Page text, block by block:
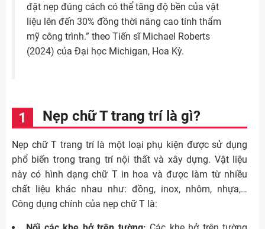
đặt nẹp đúng cách có thể tăng độ bền của vật
liệu lên đến 30% đồng thời nâng cao tính thẩm
mỹ công trình.” theo Tiến sĩ Michael Roberts
(2024) của Đại học Michigan, Hoa Kỳ.
Nẹp chữ T trang trí là gì?
Nẹp chữ T trang trí là một loại phụ kiện được sử dụng
phổ biến trong trang trí nội thất và xây dựng. Vật liệu
này có hình dạng chữ T in hoa và được làm từ nhiều
chất liệu khác nhau như: đồng, inox, nhôm, nhựa,…
Công dụng chính của nẹp chữ T là: